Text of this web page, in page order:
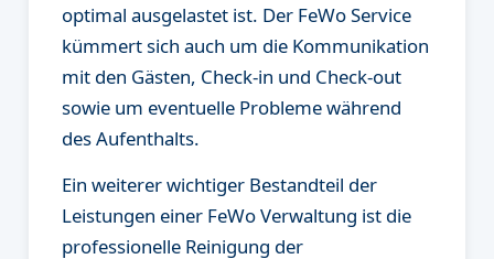
optimal ausgelastet ist. Der FeWo Service
kümmert sich auch um die Kommunikation
mit den Gästen, Check-in und Check-out
sowie um eventuelle Probleme während
des Aufenthalts.
Ein weiterer wichtiger Bestandteil der
Leistungen einer FeWo Verwaltung ist die
professionelle Reinigung der